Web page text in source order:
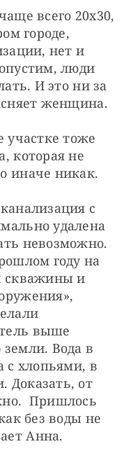
всего 20х30,
городе,
нет и
люди
И это ни за
женщина.
участке тоже
которая не
иначе никак.
с
удалена
невозможно.
году на
скважины и
выше
Вода в
с хлопьями, в
от
Пришлось
без воды не
Анна.